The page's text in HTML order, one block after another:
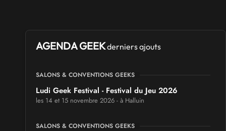
AGENDA GEEKderniers ajouts
SALONS & CONVENTIONS GEEKS
Ludi Geek Festival - Festival du Jeu 2026
les 14 et 15 novembre 2026 - à Halluin
SALONS & CONVENTIONS GEEKS